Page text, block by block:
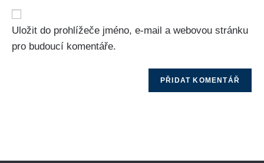
Uložit do prohlížeče jméno, e-mail a webovou stránku
pro budoucí komentáře.